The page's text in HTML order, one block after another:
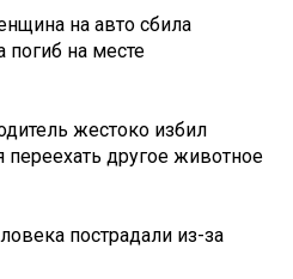
на авто сбила
погиб на месте
жестоко избил
переехать другое животное
пострадали из-за